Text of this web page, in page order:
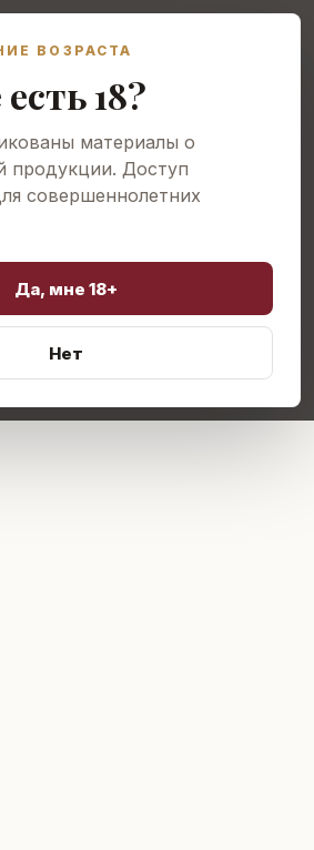
ВОЗРАСТА
18?
материалы о
продукции. Доступ
совершеннолетних
Да, мне 18+
Нет